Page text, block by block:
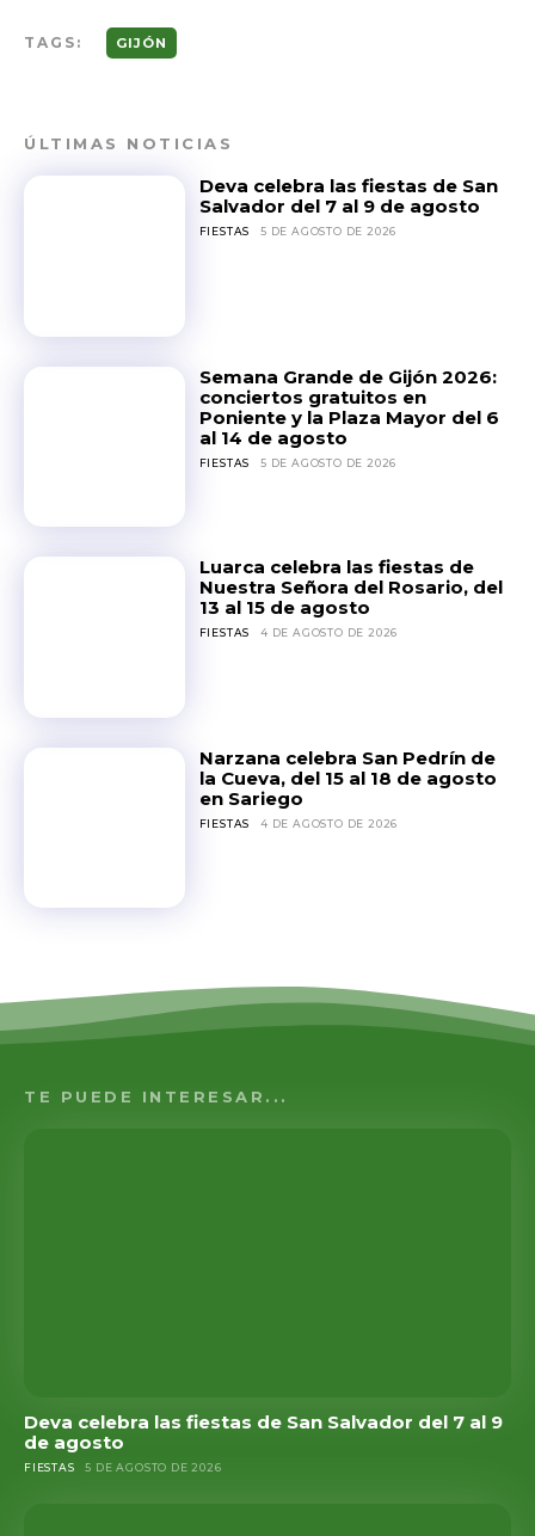
TAGS: GIJÓN
ÚLTIMAS NOTICIAS
Deva celebra las fiestas de San
Salvador del 7 al 9 de agosto
FIESTAS 5 DE AGOSTO DE 2026
Semana Grande de Gijón 2026:
conciertos gratuitos en
Poniente y la Plaza Mayor del 6
al 14 de agosto
FIESTAS 5 DE AGOSTO DE 2026
Luarca celebra las fiestas de
Nuestra Señora del Rosario, del
13 al 15 de agosto
FIESTAS 4 DE AGOSTO DE 2026
Narzana celebra San Pedrín de
la Cueva, del 15 al 18 de agosto
en Sariego
FIESTAS 4 DE AGOSTO DE 2026
TE PUEDE INTERESAR...
Deva celebra las fiestas de San Salvador del 7 al 9
de agosto
FIESTAS 5 DE AGOSTO DE 2026